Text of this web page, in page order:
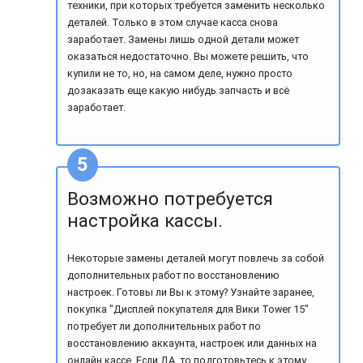
техники, при которых требуется заменить несколько
деталей. Только в этом случае касса снова
заработает. Замены лишь одной детали может
оказаться недостаточно. Вы можете решить, что
купили не то, но, на самом деле, нужно просто
дозаказать еще какую нибудь запчасть и всё
заработает.
Возможно потребуется
настройка кассы.
Некоторые замены деталей могут повлечь за собой
дополнительных работ по восстановлению
настроек. Готовы ли Вы к этому? Узнайте заранее,
покупка "Дисплей покупателя для Вики Tower 15"
потребует ли дополнительных работ по
восстановлению аккаунта, настроек или данных на
онлайн кассе. Если ДА, то подготовьтесь к этому